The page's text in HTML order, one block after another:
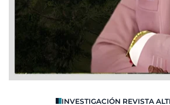
INVESTIGACIÓN REVISTA